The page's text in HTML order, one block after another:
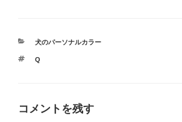
e
k
カ
ゴ
犬のパーソナルカラー
タ
Q
コメントを残す